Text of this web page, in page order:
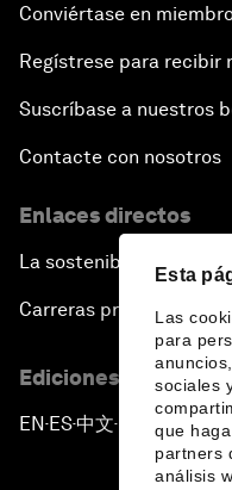
Esta
Las
para
sociales
que
partners
análisis
Conviértase en
Regístrese para recibir
Suscríbase a nuestros
Contacte con nosotros
Enlaces directos
La sostenibilidad en el
Carreras profesionales
Ediciones en otros
EN ▪ES▪中文▪ 日本語